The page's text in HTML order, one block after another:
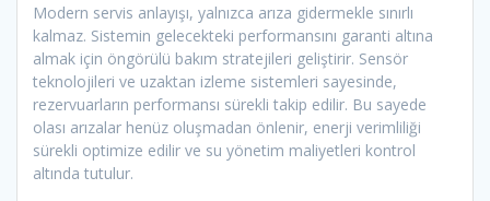
Modern servis anlayışı, yalnızca arıza gidermekle sınırlı
kalmaz. Sistemin gelecekteki performansını garanti altına
almak için öngörülü bakım stratejileri geliştirir. Sensör
teknolojileri ve uzaktan izleme sistemleri sayesinde,
rezervuarların performansı sürekli takip edilir. Bu sayede
olası arızalar henüz oluşmadan önlenir, enerji verimliliği
sürekli optimize edilir ve su yönetim maliyetleri kontrol
altında tutulur.